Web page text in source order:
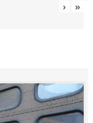
› »